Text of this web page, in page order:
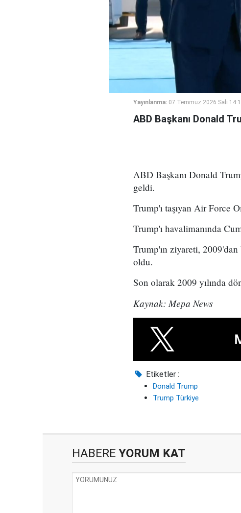
Yayınlanma: 07 Temmuz 2026 Salı
ABD Başkanı Donald
ABD Başkanı Donald
geldi.
Trump'ı taşıyan Air Force
Trump'ı havalimanında
Trump'ın ziyareti,
oldu.
Son olarak 2009 yılında
Kaynak: Mepa News
Etiketler :
Donald Trump
Trump Türkiye
HABERE YORUM KAT